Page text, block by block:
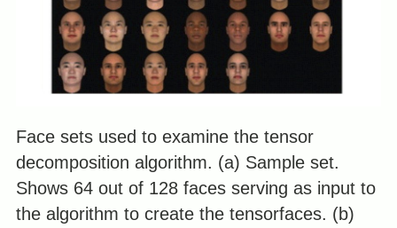
Face sets used to examine the tensor
decomposition algorithm. (a) Sample set.
Shows 64 out of 128 faces serving as input to
the algorithm to create the tensorfaces. (b)